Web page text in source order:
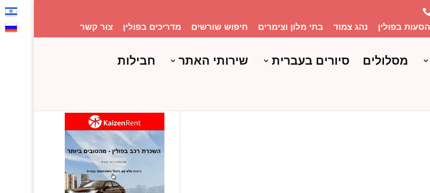
הסעות בפולין נהג צמוד בתי מלון וצימרים חיפוש שורשים מדריכים בפולין צור קשר
מסלולים סיורים בעברית שירותי האתר חבילות